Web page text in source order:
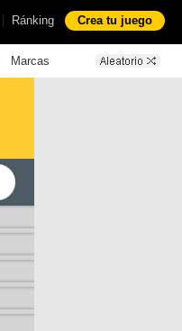
| Ránking Crea tu juego
Marcas